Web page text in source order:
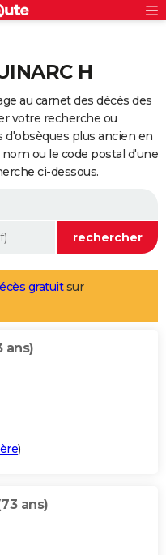
H
au carnet des décès des
votre recherche ou
d'obsèques plus ancien en
ou le code postal d'une
ci-dessous.
gratuitsur
ans)
)
ans)